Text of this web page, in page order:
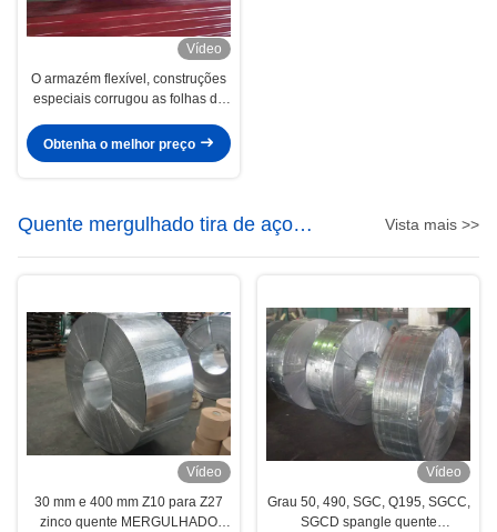
Vídeo
O armazém flexível, construções
especiais corrugou as folhas de
Obtenha o melhor preço
Quente mergulhado tira de aço
galvanizada
Vista mais >>
Vídeo
30 mm e 400 mm Z10 para Z27
zinco quente MERGULHADO
Vídeo
Grau 50, 490, SGC, Q195, SGCC,
SGCD spangle quente